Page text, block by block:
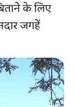
के लिए
जगहें